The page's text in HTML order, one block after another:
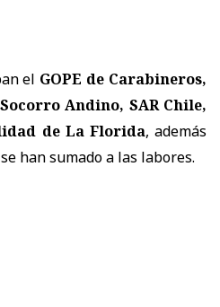
el GOPE de Carabineros,
Andino, SAR Chile,
de La Florida, además
han sumado a las labores.